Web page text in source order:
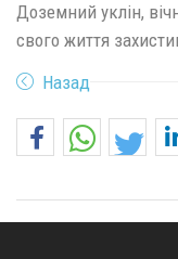
Доземний уклін,
свого життя
Назад